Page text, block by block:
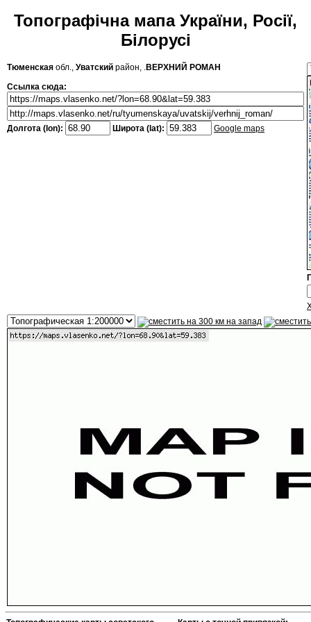
Топографічна мапа України, Росії,
Білорусі
Тюменская обл., Уватский район, .ВЕРХНИЙ РОМАН
Ссылка сюда:
Долгота (lon): Широта (lat): Google maps